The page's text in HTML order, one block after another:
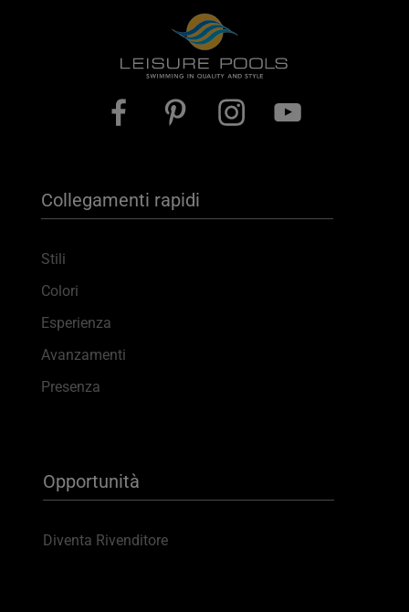
Collegamenti rapidi
Stili
Colori
Esperienza
Avanzamenti
Presenza
Opportunità
Diventa Rivenditore